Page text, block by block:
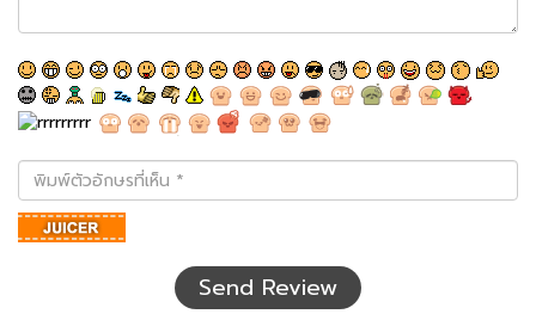
พิมพ์
ตัว
อักษร
ที่
Send Review